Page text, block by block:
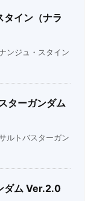
イン（ナラ
ンジュ・スタイン
ターガンダム
ルトバスターガン
ダム Ver.2.0